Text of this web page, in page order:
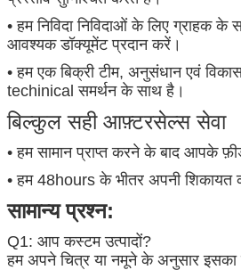
• हम निविदा निविदाओं के लिए ग्राहक
आवश्यक डॉक्यूमेंट प्रदान करें।
• हम एक बिक्री टीम, अनुसंधान एवं
techinical समर्थन के साथ है।
बिल्कुल सही आफ़्टरसेल्स सेवा
• हम सामान प्राप्त करने के बाद आपके
• हम 48hours के भीतर अपनी शिकायत
सामान्य प्रश्न:
Q1: आप कस्टम उत्पादों?
हम अपने चित्र या नमूने के अनुसार इसका